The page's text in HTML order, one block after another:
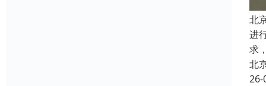
北
进
求
北
26-